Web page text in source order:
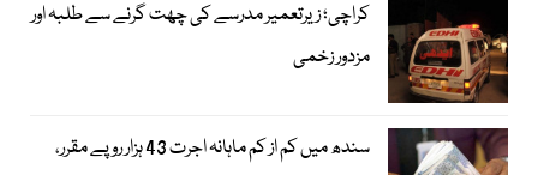
کراچی؛ زیرتعمیر مدرسے کی چھت گرنے سے طلبہ اور
مزدور زخمی
سندھ میں کم از کم ماہانہ اجرت 43 ہزار روپے مقرر،